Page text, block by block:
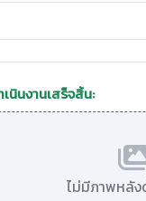
นินงานเสร็จสิ้น:
ไม่มีภาพหลัง